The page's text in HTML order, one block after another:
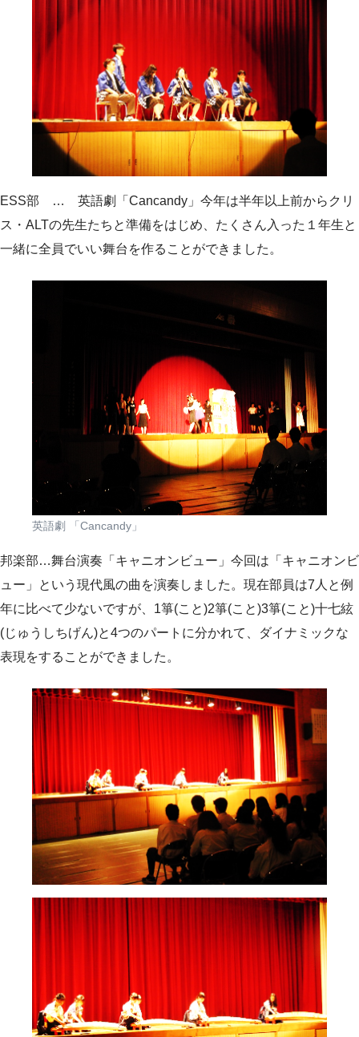
ESS部 … 英語劇「Cancandy」今年は半年以上前からクリ
ス・ALTの先生たちと準備をはじめ、たくさん入った１年生と
一緒に全員でいい舞台を作ることができました。
英語劇 「Cancandy」
邦楽部…舞台演奏「キャニオンビュー」今回は「キャニオンビ
ュー」という現代風の曲を演奏しました。現在部員は7人と例
年に比べて少ないですが、1箏(こと)2箏(こと)3箏(こと)十七絃
(じゅうしちげん)と4つのパートに分かれて、ダイナミックな
表現をすることができました。